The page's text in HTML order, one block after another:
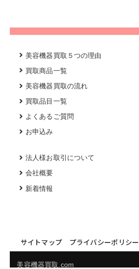
美容機器買取５つの理由
買取商品一覧
美容機器買取の流れ
買取品目一覧
よくあるご質問
お申込み
法人様お取引について
会社概要
新着情報
サイトマップ プライバシーポリシー
美容機器買取.com